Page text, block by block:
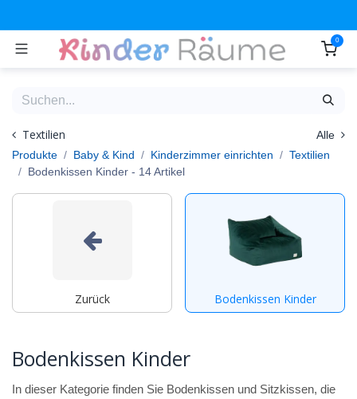
0
Textilien
Alle
Produkte
Baby & Kind Kinderzimmer einrichten
Textilien
Bodenkissen Kinder - 14 Artikel
Zurück Bodenkissen Kinder
Bodenkissen Kinder
In dieser Kategorie finden Sie Bodenkissen und Sitzkissen, die